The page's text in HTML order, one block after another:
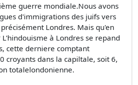
guerre mondiale.Nous avons
d'immigrations des juifs vers
Londres. Mais qu'en
L'hindouisme à Londres se repand
cette derniere comptant
croyants dans la capiltale, soit 6,
totalelondonienne.